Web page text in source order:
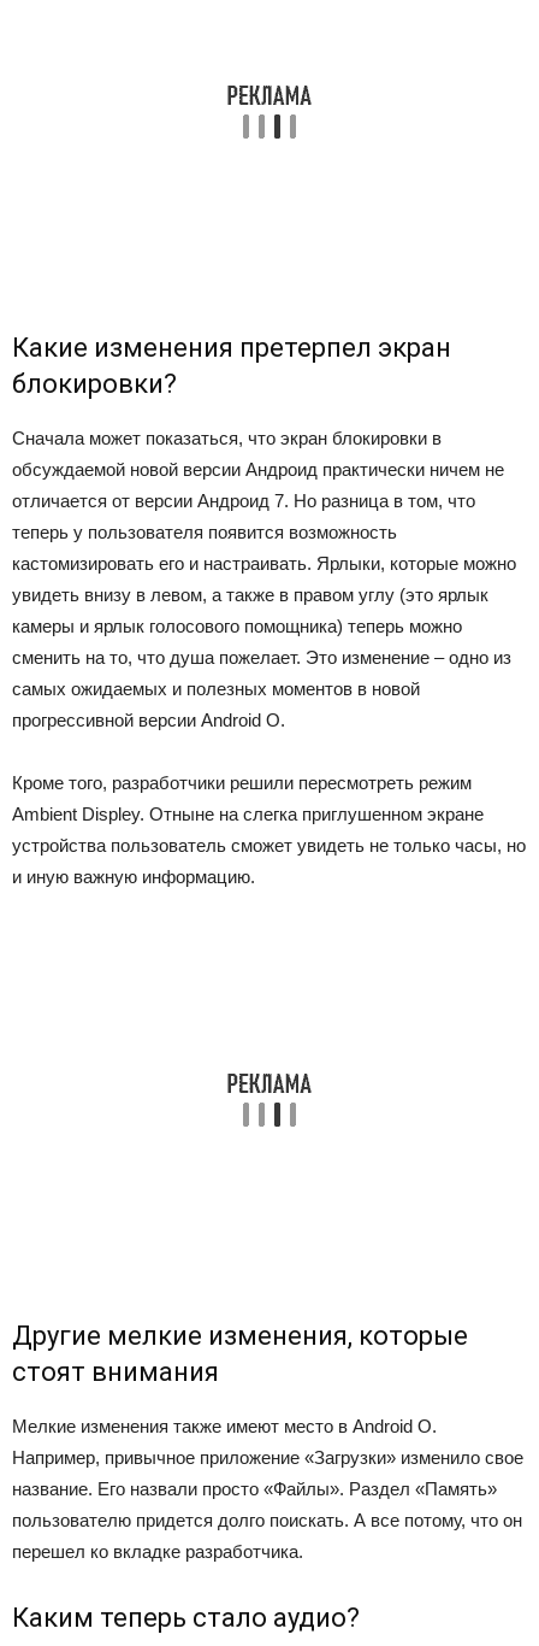
Какие изменения претерпел экран
блокировки?
Сначала может показаться, что экран блокировки в
обсуждаемой новой версии Андроид практически ничем не
отличается от версии Андроид 7. Но разница в том, что
теперь у пользователя появится возможность
кастомизировать его и настраивать. Ярлыки, которые можно
увидеть внизу в левом, а также в правом углу (это ярлык
камеры и ярлык голосового помощника) теперь можно
сменить на то, что душа пожелает. Это изменение – одно из
самых ожидаемых и полезных моментов в новой
прогрессивной версии Android O.
Кроме того, разработчики решили пересмотреть режим
Ambient Displey. Отныне на слегка приглушенном экране
устройства пользователь сможет увидеть не только часы, но
и иную важную информацию.
Другие мелкие изменения, которые
стоят внимания
Мелкие изменения также имеют место в Android O.
Например, привычное приложение «Загрузки» изменило свое
название. Его назвали просто «Файлы». Раздел «Память»
пользователю придется долго поискать. А все потому, что он
перешел ко вкладке разработчика.
Каким теперь стало аудио?